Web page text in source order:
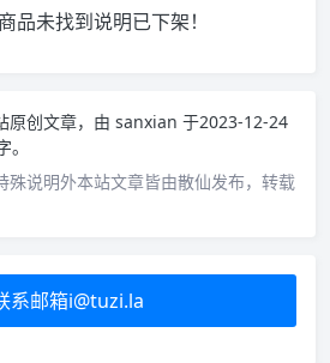
品未找到说明已下架！
原创文章，由 sanxian 于2023-12-24
殊说明外本站文章皆由散仙发布，转载
系邮箱i@tuzi.la